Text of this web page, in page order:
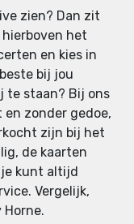
zien? Dan zit
hierboven het
en kies in
bij jou
te staan? Bij ons
zonder gedoe,
zijn bij het
de kaarten
kunt altijd
Vergelijk,